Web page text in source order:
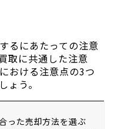
るにあたっての注意
取に共通した注意
おける注意点の3つ
ょう。
った売却方法を選ぶ